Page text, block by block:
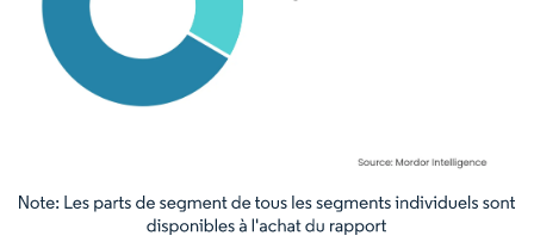
Image © Mordor Intelligence. La réutilisation nécessite une attribution sous CC BY